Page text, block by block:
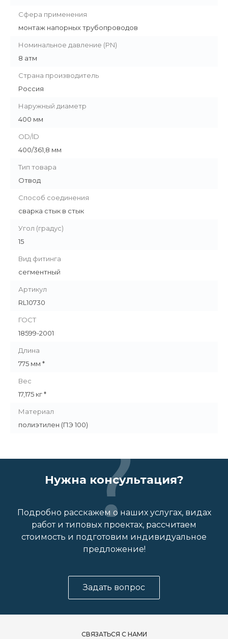
Сфера применения
монтаж напорных трубопроводов
Номинальное давление (PN)
8 атм
Страна производитель
Россия
Наружный диаметр
400 мм
OD/ID
400/361,8 мм
Тип товара
Отвод
Способ соединения
сварка стык в стык
Угол (градус)
15
Вид фитинга
сегментный
Артикул
RL10730
ГОСТ
18599-2001
Длина
775 мм *
Вес
17,175 кг *
Материал
полиэтилен (ПЭ 100)
Нужна консультация?
Подробно расскажем о наших услугах, видах
работ и типовых проектах, рассчитаем
стоимость и подготовим индивидуальное
предложение!
Задать вопрос
СВЯЗАТЬСЯ С НАМИ